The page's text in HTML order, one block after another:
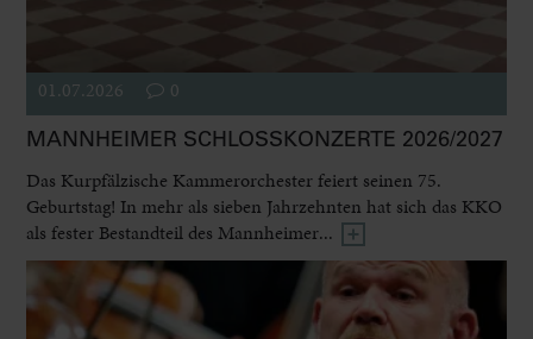
01.07.2026 0
MANNHEIMER SCHLOSSKONZERTE 2026/2027
Das Kurpfälzische Kammerorchester feiert seinen 75.
Geburtstag! In mehr als sieben Jahrzehnten hat sich das KKO
als fester Bestandteil des Mannheimer...